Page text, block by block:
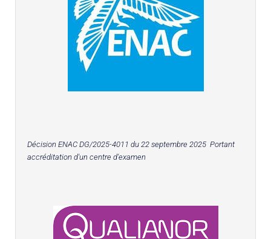
Décision ENAC DG/2025-4011 du 22 septembre 2025 Portant
accréditation d'un centre d'examen